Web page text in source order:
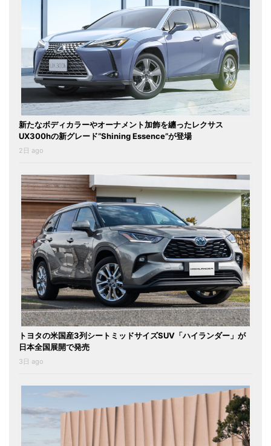
新たなボディカラーやオーナメント加飾を纏ったレクサス
UX300hの新グレード“Shining Essence”が登場
2日 ago
トヨタの米国産3列シートミッドサイズSUV「ハイランダー」が
日本全国展開で発売
3日 ago